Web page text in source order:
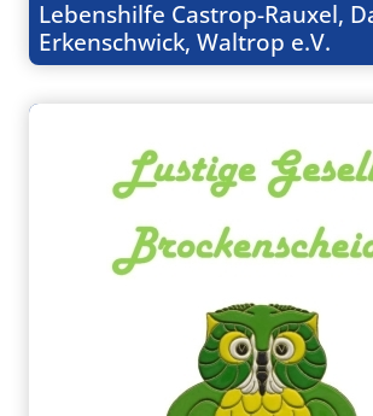
Lebenshilfe Castrop-Rauxel,
Erkenschwick, Waltrop e.V.